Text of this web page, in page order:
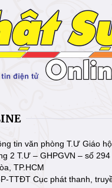
tin văn phòng T.Ư Giáo
2 T.Ư – GHPGVN – số
TP.HCM
TTĐT Cục phát thanh,